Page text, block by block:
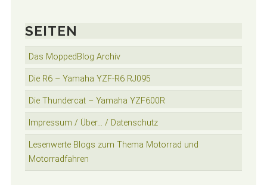
SEITEN
Das MoppedBlog Archiv
Die R6 – Yamaha YZF-R6 RJ095
Die Thundercat – Yamaha YZF600R
Impressum / Über… / Datenschutz
Lesenwerte Blogs zum Thema Motorrad und
Motorradfahren